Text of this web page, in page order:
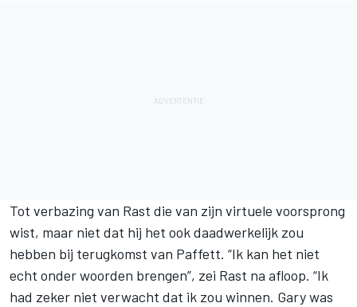
Tot verbazing van Rast die van zijn virtuele voorsprong
wist, maar niet dat hij het ook daadwerkelijk zou
hebben bij terugkomst van Paffett. “Ik kan het niet
echt onder woorden brengen”, zei Rast na afloop. “Ik
had zeker niet verwacht dat ik zou winnen. Gary was